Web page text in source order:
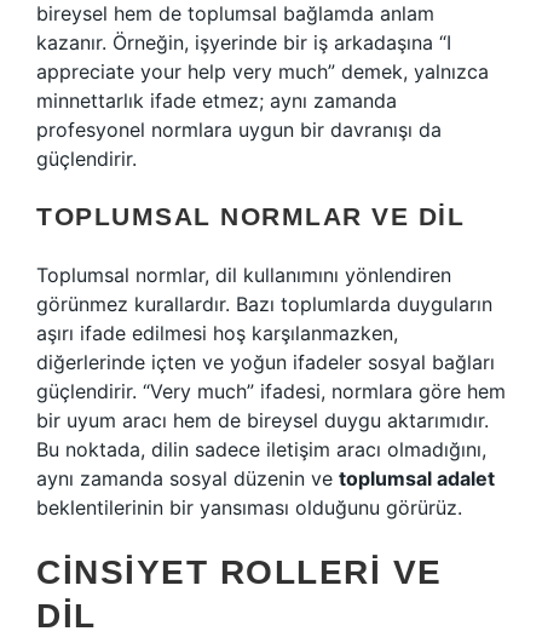
bireysel hem de toplumsal bağlamda anlam
kazanır. Örneğin, işyerinde bir iş arkadaşına “I
appreciate your help very much” demek, yalnızca
minnettarlık ifade etmez; aynı zamanda
profesyonel normlara uygun bir davranışı da
güçlendirir.
TOPLUMSAL NORMLAR VE DIL
Toplumsal normlar, dil kullanımını yönlendiren
görünmez kurallardır. Bazı toplumlarda duyguların
aşırı ifade edilmesi hoş karşılanmazken,
diğerlerinde içten ve yoğun ifadeler sosyal bağları
güçlendirir. “Very much” ifadesi, normlara göre hem
bir uyum aracı hem de bireysel duygu aktarımıdır.
Bu noktada, dilin sadece iletişim aracı olmadığını,
aynı zamanda sosyal düzenin ve toplumsal adalet
beklentilerinin bir yansıması olduğunu görürüz.
CINSIYET ROLLERI VE
DIL